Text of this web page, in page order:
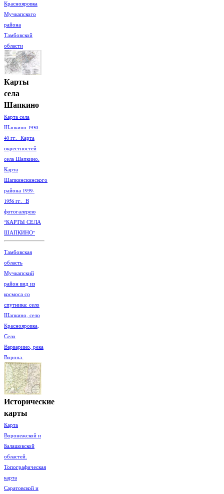
Краснояровка
Мучкапского
района
Тамбовской
области
Карты
села
Шапкино
Карта села
Шапкино 1930-
40 гг. Карта
окрестностей
села Шапкино.
Карта
Шапкинскинского
района 1939-
1956 гг. В
фотогалерею
"КАРТЫ СЕЛА
ШАПКИНО"
Тамбовская
область
Мучкапский
район вид из
космоса со
спутника: село
Шапкино, село
Краснояровка,
Село
Варварино, река
Ворона.
Исторические
карты
Карта
Воронежской и
Балашовской
областей.
Топографическая
карта
Саратовской и